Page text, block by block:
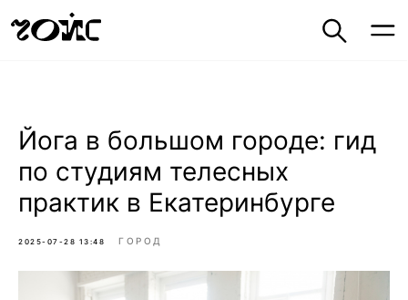
Йога в большом городе: гид
по студиям телесных
практик в Екатеринбурге
2025-07-28 13:48 ГОРОД